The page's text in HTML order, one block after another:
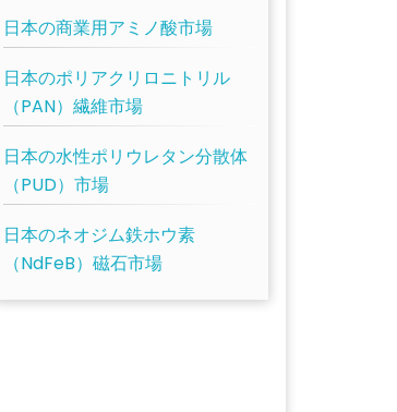
日本の商業用アミノ酸市場
日本のポリアクリロニトリル
（PAN）繊維市場
日本の水性ポリウレタン分散体
（PUD）市場
日本のネオジム鉄ホウ素
（NdFeB）磁石市場